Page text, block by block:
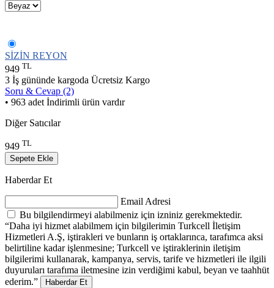
SİZİN REYON
949 TL
3 İş gününde kargoda Ücretsiz Kargo
Soru & Cevap (2)
• 963 adet İndirimli ürün vardır
Diğer Satıcılar
949 TL
Sepete Ekle
Haberdar Et
Email Adresi
Bu bilgilendirmeyi alabilmeniz için izniniz gerekmektedir.
“Daha iyi hizmet alabilmem için bilgilerimin Turkcell İletişim
Hizmetleri A.Ş, iştirakleri ve bunların iş ortaklarınca, tarafımca aksi
belirtiline kadar işlenmesine; Turkcell ve iştiraklerinin iletişim
bilgilerimi kullanarak, kampanya, servis, tarife ve hizmetleri ile ilgili
duyuruları tarafıma iletmesine izin verdiğimi kabul, beyan ve taahhüt
ederim.”
Haberdar Et